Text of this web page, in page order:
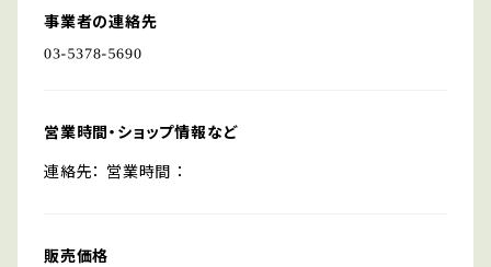
事業者の連絡先
営業時間・ショップ情報など
連絡先： 営業時間 ：
販売価格